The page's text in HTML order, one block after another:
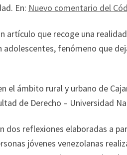
En: Nuevo comentario del
artículo que recoge una
adolescentes, fenómeno que
el ámbito rural y urbano de
de Derecho – Universidad
dos reflexiones elaboradas a
jóvenes venezolanas